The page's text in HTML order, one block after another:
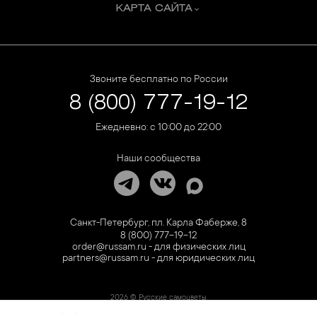
КАРТА САЙТА
Звоните бесплатно по России
8 (800) 777-19-12
Ежедневно: с 10:00 до 22:00
Наши сообщества
Санкт-Петербург, пл. Карла Фаберже, 8
8 (800) 777-19-12
order@russam.ru - для физических лиц
partners@russam.ru - для юридических лиц
2026 © Русские самоцветы